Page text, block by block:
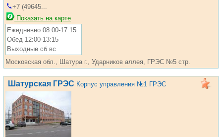
+7 (49645...
Показать на карте
Ежедневно 08:00-17:15
Обед 12:00-13:15
Выходные сб вс
Московская обл., Шатура г., Ударников аллея, ГРЭС №5 стр.
Шатурская ГРЭС Корпус управления №1 ГРЭС